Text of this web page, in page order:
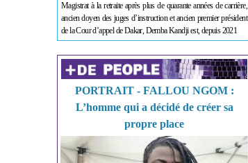
Magistrat à la retraite après plus de quarante années de carrière,
ancien doyen des juges d’instruction et ancien premier président
de la Cour d’appel de Dakar, Demba Kandji est, depuis 2021
PORTRAIT - FALLOU NGOM :
L’homme qui a décidé de créer sa
propre place